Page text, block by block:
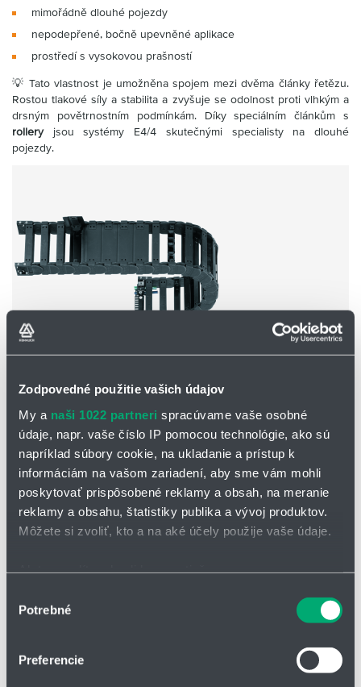
Zodpovedné použitie vašich údajov
My a naši 1022 partneri spracúvame vaše osobné
údaje, napr. vaše číslo IP pomocou technológie, ako sú
napríklad súbory cookie, na ukladanie a prístup k
informáciám na vašom zariadení, aby sme vám mohli
poskytovať prispôsobené reklamy a obsah, na meranie
reklamy a obsahu, štatistiky publika a vývoj produktov.
Môžete si zvoliť, kto a na aké účely použije vaše údaje.
polohe s presnosťou na niekoľko metrov
Viac informácií o tom, ako sa spracúvajú vaše osobné
súhlasu
Potrebné
Preferencie
mimořádně dlouhé pojezdy
nepodepřené, bočně upevněné aplikace
prostředí s vysokovou prašností
💡 Tato vlastnost je umožněna spojem mezi dvěma články řetězu.
Rostou tlakové síly a stabilita a zvyšuje se odolnost proti vlhkým a
drsným povětrnostním podmínkám. Díky speciálním článkům s
rolleryjsou systémy E4/4 skutečnými specialisty na dlouhé
pojezdy.
Séria 2828 / 2928 / R7728
Vnitřní výška:32 mm
Vnitřní šířky Bi:50 až 424 mm
Max. ø vnitřní náplně:28 mm